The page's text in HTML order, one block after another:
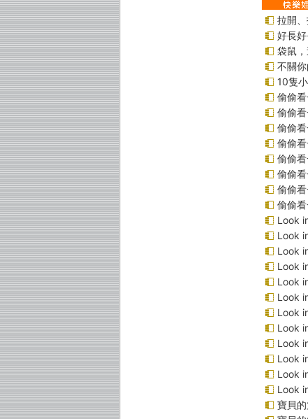
拉開、
好長
袋鼠
不關你
10隻
偷偷
偷偷
偷偷
偷偷
偷偷
偷偷
偷偷
偷偷
Look
Look
Look
Look
Look
Look
Look
Look
Look
Look
Look
Look
寶貝